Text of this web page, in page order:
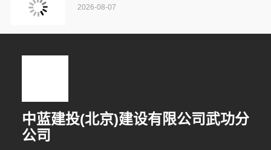
2026-08-07
中蓝建投(北京)建设有限公司武功分
公司